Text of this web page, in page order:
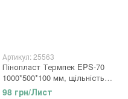
Артикул: 25563
Пінопласт Термпек EPS-70
1000*500*100 мм, щільність
13кг/м3
98 грн/Лист